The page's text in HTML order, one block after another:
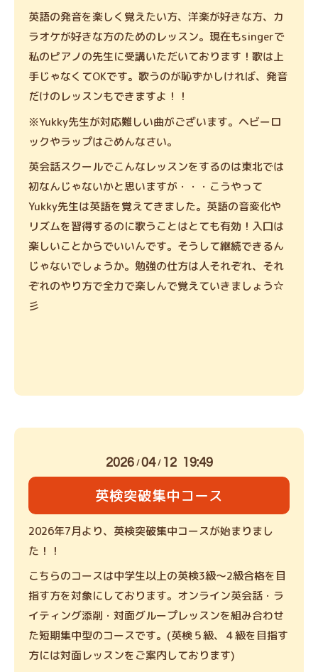
英語の発音を楽しく覚えたい方、洋楽が好きな方、カ
ラオケが好きな方のためのレッスン。現在もsingerで
私のピアノの先生に受講いただいております！歌は上
手じゃなくてOKです。歌うのが恥ずかしければ、発音
だけのレッスンもできますよ！！
※Yukky先生が対応難しい曲がございます。ヘビーロ
ックやラップはごめんなさい。
英会話スクールでこんなレッスンをするのは東北では
初なんじゃないかと思いますが・・・こうやって
Yukky先生は英語を覚えてきました。英語の音変化や
リズムを習得するのに歌うことはとても有効！入口は
楽しいことからでいいんです。そうして継続できるん
じゃないでしょうか。勉強の仕方は人それぞれ、それ
ぞれのやり方で全力で楽しんで覚えていきましょう☆
彡
2026/04/ 12 19:49
英検突破集中コース
2026年7月より、英検突破集中コースが始まりまし
た！！
こちらのコースは中学生以上の英検3級〜2級合格を目
指す方を対象にしております。オンライン英会話・ラ
イティング添削・対面グループレッスンを組み合わせ
た短期集中型のコースです。(英検５級、４級を目指す
方には対面レッスンをご案内しております)